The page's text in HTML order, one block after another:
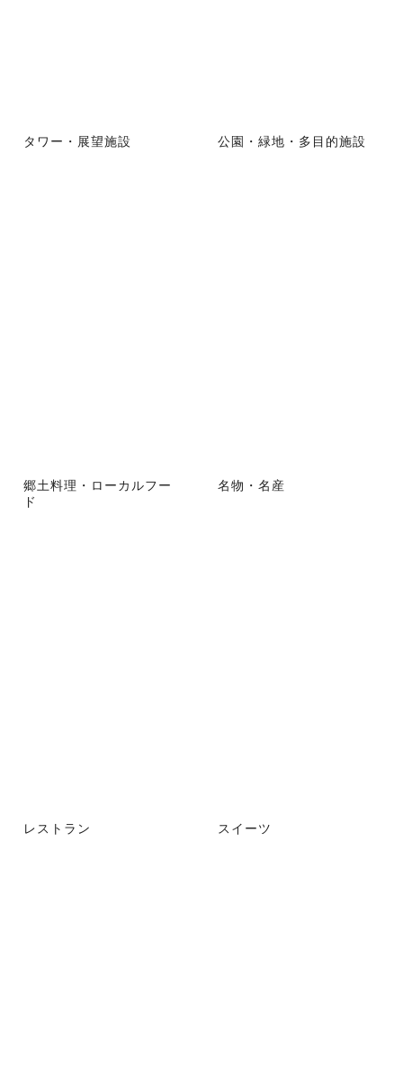
タワー・展望施設 公園・緑地・多目的施設
郷土料理・ローカルフー
ド
名物・名産
レストラン スイーツ